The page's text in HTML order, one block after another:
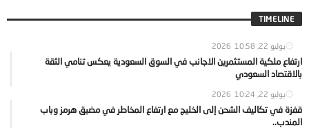
TIMELINE
يوليو 22, 2026 10:58
ارتفاع ملكية المستثمرين الاجانب في السوق السعودية يعكس تنامي الثقة
بالاقتصاد السعودي
يوليو 22, 2026 10:24
قفزة في تكاليف الشحن إلى الخليج مع ارتفاع المخاطر في مضيق هرمز وباب
المندب..